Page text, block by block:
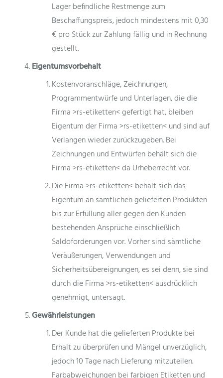
Lager befindliche Restmenge zum
Beschaffungspreis, jedoch mindestens mit 0,30
€ pro Stück zur Zahlung fällig und in Rechnung
gestellt.
Eigentumsvorbehalt
Kostenvoranschläge, Zeichnungen,
Programmentwürfe und Unterlagen, die die
Firma >rs-etiketten< gefertigt hat, bleiben
Eigentum der Firma >rs-etiketten< und sind auf
Verlangen wieder zurückzugeben. Bei
Zeichnungen und Entwürfen behält sich die
Firma >rs-etiketten< da Urheberrecht vor.
Die Firma >rs-etiketten< behält sich das
Eigentum an sämtlichen gelieferten Produkten
bis zur Erfüllung aller gegen den Kunden
bestehenden Ansprüche einschließlich
Saldoforderungen vor. Vorher sind sämtliche
Veräußerungen, Verwendungen und
Sicherheitsübereignungen, es sei denn, sie sind
durch die Firma >rs-etiketten< ausdrücklich
genehmigt, untersagt.
Gewährleistungen
Der Kunde hat die gelieferten Produkte bei
Erhalt zu überprüfen und Mängel unverzüglich,
jedoch 10 Tage nach Lieferung mitzuteilen.